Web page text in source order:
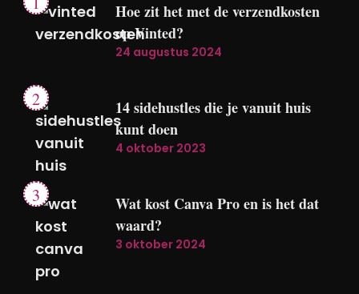
Hoe zit het met de verzendkosten
op Vinted?
24 augustus 2024
14 sidehustles die je vanuit huis
kunt doen
4 oktober 2023
Wat kost Canva Pro en is het dat
waard?
3 oktober 2024